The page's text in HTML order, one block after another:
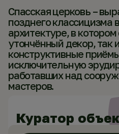
Спасская церковь –
позднего классицизма
архитектуре, в
утончённый декор, так
конструктивные
исключительную
работавших над
Куратор